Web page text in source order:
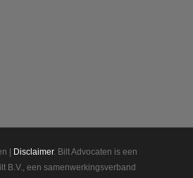
| Disclaimer. Bilt Advocaten is een
B.V., een samenwerkingsverband